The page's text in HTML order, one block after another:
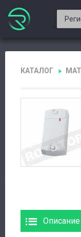
КАТАЛОГ
Описание